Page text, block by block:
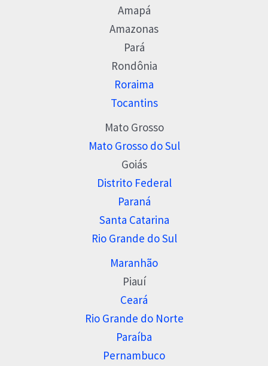
Amapá
Amazonas
Pará
Rondônia
Roraima
Tocantins
Mato Grosso
Mato Grosso do Sul
Goiás
Distrito Federal
Paraná
Santa Catarina
Rio Grande do Sul
Maranhão
Piauí
Ceará
Rio Grande do Norte
Paraíba
Pernambuco